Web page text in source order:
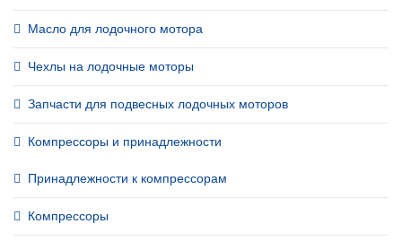
Масло для лодочного мотора
Чехлы на лодочные моторы
Запчасти для подвесных лодочных моторов
Компрессоры и принадлежности
Принадлежности к компрессорам
Компрессоры